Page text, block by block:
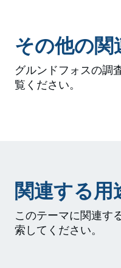
その他の関
グルンドフォスの調
覧ください。
関連する用
このテーマに関連す
索してください。